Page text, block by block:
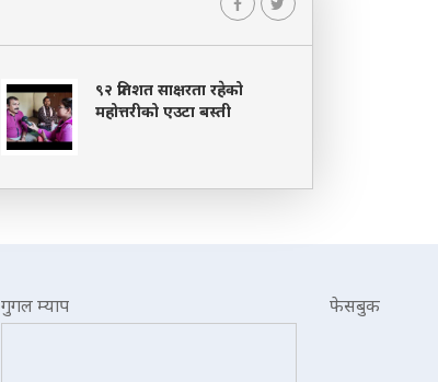
९२ प्रतिशत साक्षरता रहेको
महोत्तरीको एउटा बस्ती
गुगल म्याप फेसबुक